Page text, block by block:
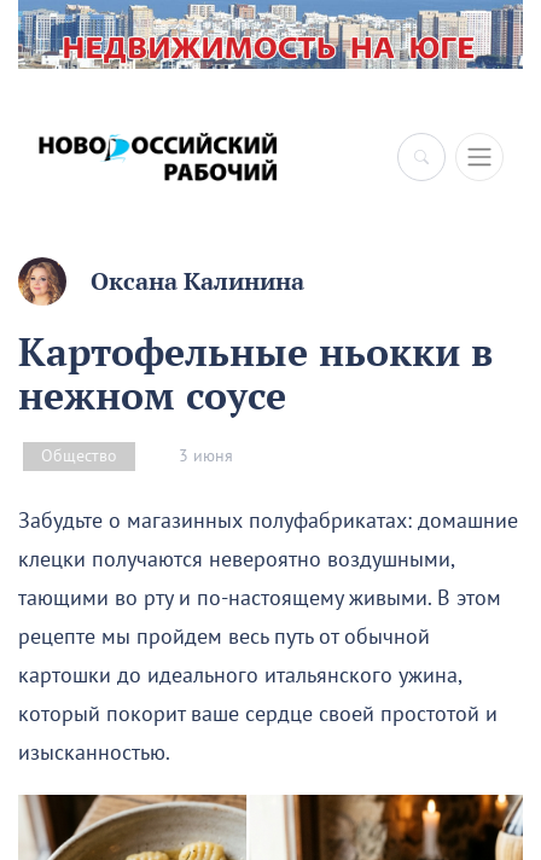
Оксана Калинина
Картофельные ньокки в
нежном соусе
Общество 3 июня
Забудьте о магазинных полуфабрикатах: домашние
клецки получаются невероятно воздушными,
тающими во рту и по-настоящему живыми. В этом
рецепте мы пройдем весь путь от обычной
картошки до идеального итальянского ужина,
который покорит ваше сердце своей простотой и
изысканностью.